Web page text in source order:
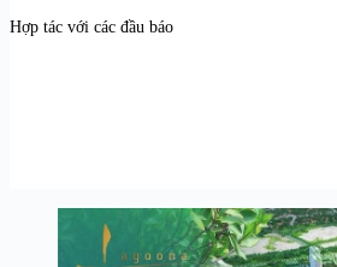
Hợp tác với các đầu báo